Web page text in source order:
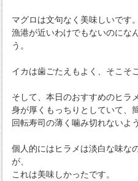
マグロは文句なく美味しいです。
漁港が近いわけでもないのにな
う。
イカは歯ごたえもよく、そこそ
そして、本日のおすすめのヒラ
身が厚くもっちりとしていて、
回転寿司の薄く噛み切れないよ
個人的にはヒラメは淡白な味な
が、
これは美味しかったです。